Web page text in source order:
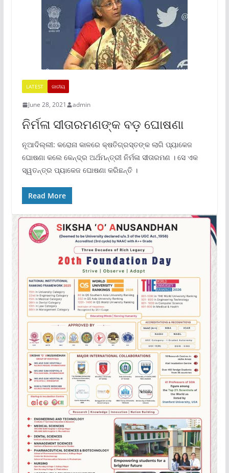
LATEST ଜାତୀୟ
June 28, 2021 admin
ନିର୍ମଳା ସୀତାରମଣଙ୍କ ବଡ଼ ଘୋଷଣା
ନୂଆଦିଲ୍ଲୀ: କରୋନା କାଳରେ କ୍ଷତିଗ୍ରସ୍ତଙ୍କ ଲାଗି ପ୍ୟାକେଜ
ଘୋଷଣା କଲେ କେନ୍ଦ୍ର ଅର୍ଥମନ୍ତ୍ରୀ ନିର୍ମଳା ସୀତାରମଣ । ସେ ଏକ
ସ୍ୱତନ୍ତ୍ର ପ୍ୟାକେଜ ଘୋଷଣା କରିଛନ୍ତି ।
Read More